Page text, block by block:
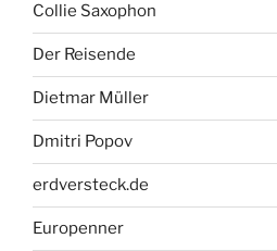
Collie Saxophon
Der Reisende
Dietmar Müller
Dmitri Popov
erdversteck.de
Europenner